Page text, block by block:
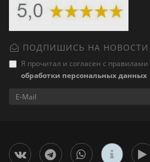
ПОДПИШИСЬ НА НОВОСТИ
Я прочитал и согласен с правилами
обработки персональных данных